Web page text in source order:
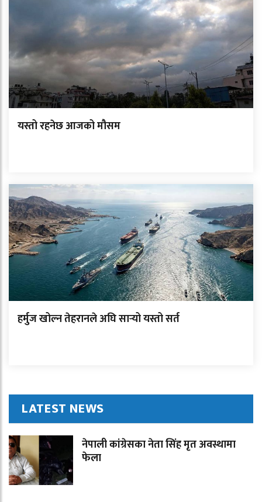
यस्तो रहनेछ आजको मौसम
हर्मुज खोल्न तेहरानले अघि सार्‍यो यस्तो सर्त
LATEST NEWS
नेपाली कांग्रेसका नेता सिंह मृत अवस्थामा
फेला